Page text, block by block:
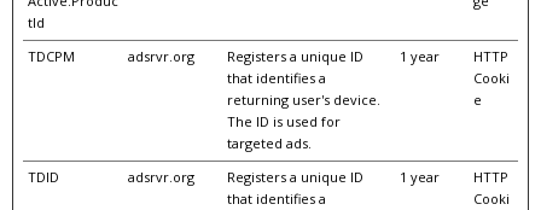
tId
TDCPM adsrvr.org
Registers a unique ID
that identifies a
returning user's device.
The ID is used for
targeted ads.
1 year
HTTP
Cooki
e
TDID adsrvr.org
Registers a unique ID
that identifies a
1 year
HTTP
Cooki